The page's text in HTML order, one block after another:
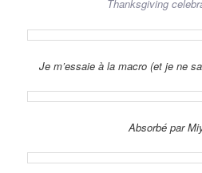
Thanksgiving
Je m’essaie à la macro (et je ne
Absorbé par